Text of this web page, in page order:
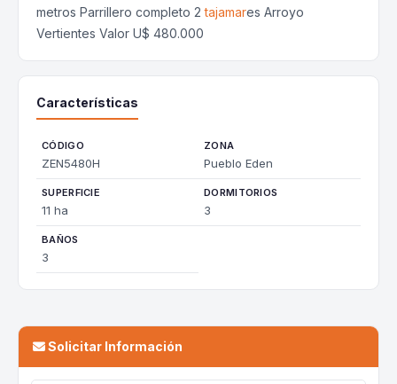
metros Parrillero completo 2tajamares Arroyo
Vertientes Valor U$ 480.000
Características
CÓDIGO
ZEN5480H
ZONA
Pueblo Eden
SUPERFICIE
11 ha
DORMITORIOS
3
BAÑOS
3
Solicitar Información